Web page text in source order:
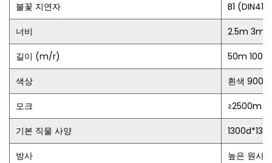
불꽃 지연자 B1
너비 2.5m 3m
길이 (m/r) 50m 100m
색상 흰색 9005
모크 ≥2500m
기본 직물 사양
방사 높은 원사